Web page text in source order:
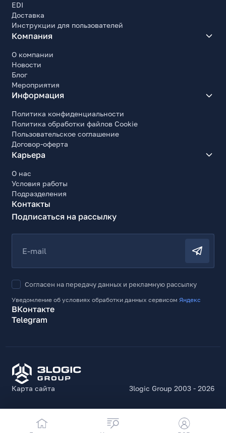
EDI
Доставка
Инструкции для пользователей
Компания
О компании
Новости
Блог
Мероприятия
Информация
Политика конфиденциальности
Политика обработки файлов Cookie
Пользовательское соглашение
Договор-оферта
Карьера
О нас
Условия работы
Подразделения
Контакты
Подписаться на рассылку
E-mail
Согласен на передачу данных и рекламную рассылку
Уведомление об условиях обработки данных сервисом Яндекс
ВКонтакте
Telegram
Карта сайта 3logic Group 2003 - 2026